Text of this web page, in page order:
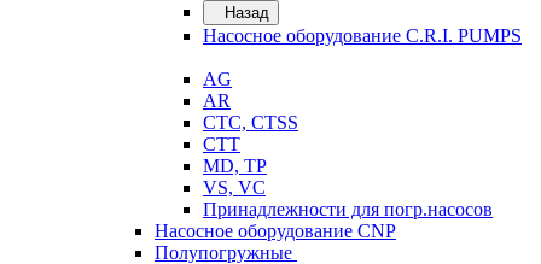
Назад
Насосное оборудование C.R.I. PUMPS
AG
AR
CTC, CTSS
CTT
MD, TP
VS, VC
Принадлежности для погр.насосов
Насосное оборудование CNP
Полупогружные